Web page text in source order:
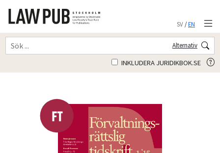
SV/EN
Alternativ
INKLUDERA JURIDIKBOK.SE